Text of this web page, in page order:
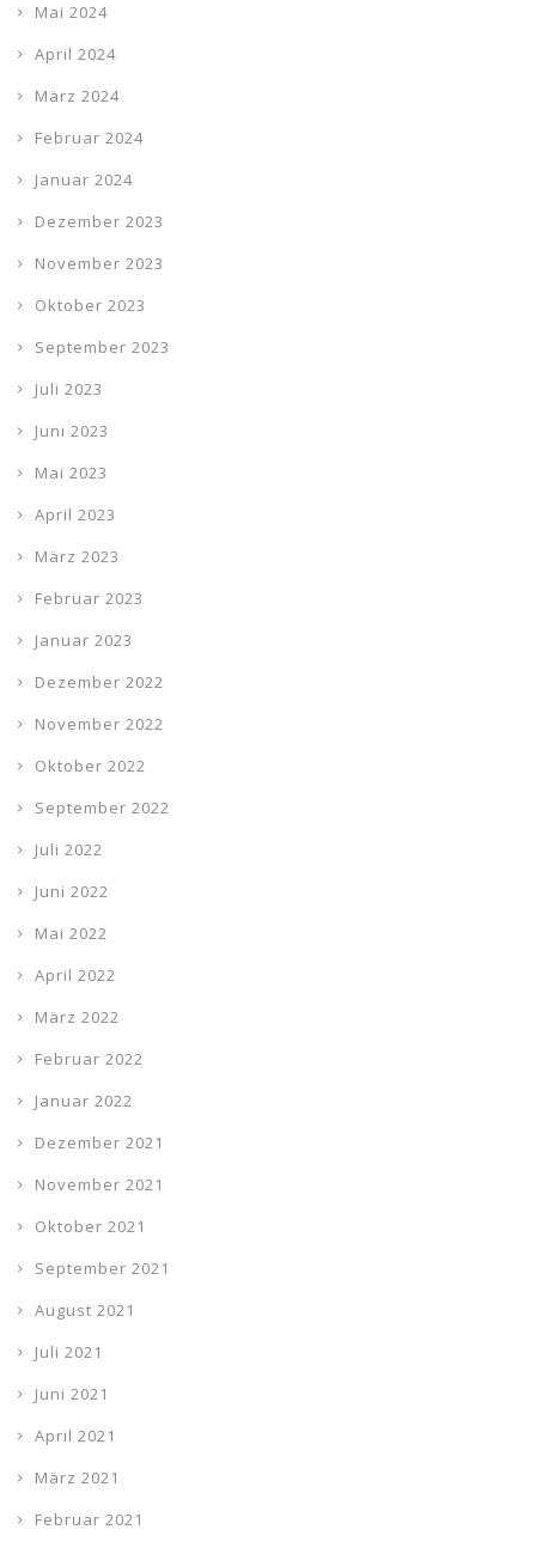
Mai 2024
April 2024
März 2024
Februar 2024
Januar 2024
Dezember 2023
November 2023
Oktober 2023
September 2023
Juli 2023
Juni 2023
Mai 2023
April 2023
März 2023
Februar 2023
Januar 2023
Dezember 2022
November 2022
Oktober 2022
September 2022
Juli 2022
Juni 2022
Mai 2022
April 2022
März 2022
Februar 2022
Januar 2022
Dezember 2021
November 2021
Oktober 2021
September 2021
August 2021
Juli 2021
Juni 2021
April 2021
März 2021
Februar 2021